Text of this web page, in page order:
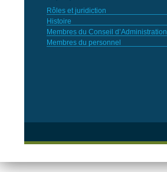
Rôles et juridiction
Histoire
Membres du Conseil d’Administration
Membres du personnel